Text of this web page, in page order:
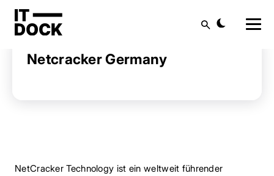
Startseite Anbieter finden
Netcracker Germany
NetCracker Technology ist ein weltweit führender